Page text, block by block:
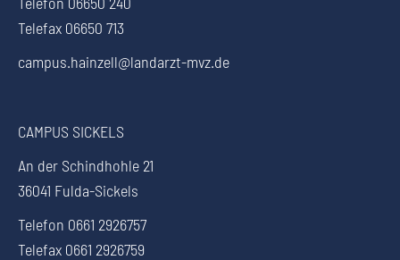
Telefax 06650 713
campus.hainzell@landarzt-mvz.de
CAMPUS SICKELS
An der Schindhohle 21
36041 Fulda-Sickels
Telefon 0661 2926757
Telefax 0661 2926759